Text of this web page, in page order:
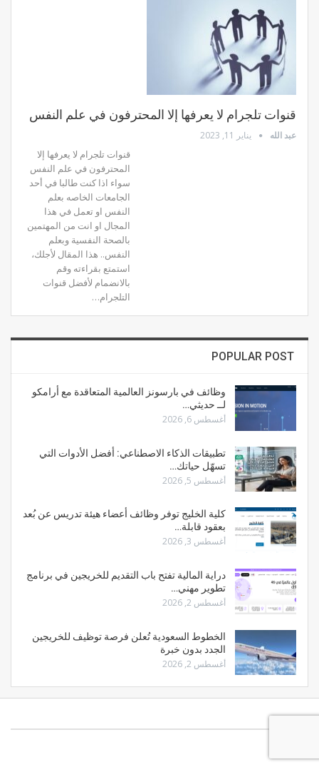
قنوات تلجرام لا يعرفها إلا المحترفون في علم النفس
عبد الله يناير 11, 2023
قنوات تلجرام لا يعرفها إلا
المحترفون في علم النفس
سواء اذا كنت طالبا في أحد
الجامعات الخاصه بعلم
النفس او تعمل في هذا
المجال او انت من المهتمين
بالصحة النفسية وبعلم
النفس.. هذا المقال لأجلك،
استمتع بقراءته وقم
بالانضمام لأفضل قنوات
التلجرام…
POPULAR POST
وظائف في بارسونز العالمية المتعاقدة مع أرامكو
لــ حديثي…
أغسطس 6, 2026
تطبيقات الذكاء الاصطناعي: أفضل الأدوات التي
تسهّل حياتك…
أغسطس 5, 2026
كلية الخليج توفر وظائف أعضاء هيئة تدريس عن بُعد
بعقود قابلة…
أغسطس 3, 2026
دراية المالية تفتح باب التقديم للخريجين في برنامج
تطوير مهني…
أغسطس 2, 2026
الخطوط السعودية تُعلن فرصة توظيف للخريجين
الجدد بدون خبرة
أغسطس 2, 2026